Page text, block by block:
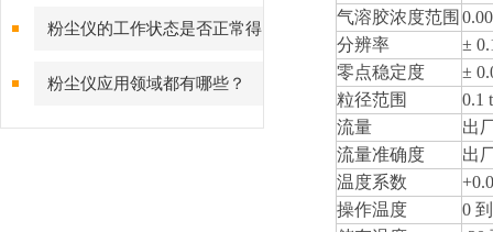
量领域备受青睐
粉尘仪的工作状态是否正常得
看这些方面
粉尘仪应用领域都有哪些？
气溶胶浓度范围
分辨率
±
零点稳定度
±
粒径范围
0.1
流量
出
流量准确度
出
温度系数
操作温度
0